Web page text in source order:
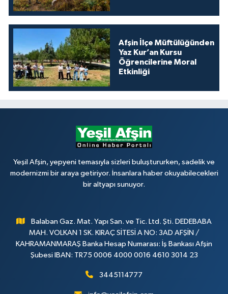
Afşin İlçe Müftülüğünden
Yaz Kur’an Kursu
Öğrencilerine Moral
Etkinliği
Yeşil Afşin, yepyeni temasıyla sizleri buluştururken, sadelik ve
modernizmi bir araya getiriyor. İnsanlara haber okuyabilecekleri
bir altyapı sunuyor.
Balaban Gaz. Mat. Yapı San. ve Tic. Ltd. Şti. DEDEBABA
MAH. VOLKAN 1 SK. KIRAÇ SİTESİ A NO: 3AD AFŞİN /
KAHRAMANMARAŞ Banka Hesap Numarası: İş Bankası Afşin
Şubesi IBAN: TR75 0006 4000 0016 4610 3014 23
3445114777